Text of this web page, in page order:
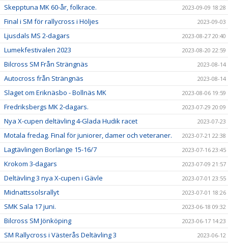
Skepptuna MK 60-år, folkrace. 2023-09-09 18:28
Final i SM för rallycross i Höljes 2023-09-03
Ljusdals MS 2-dagars 2023-08-27 20:40
Lumekfestivalen 2023 2023-08-20 22:59
Bilcross SM Från Strängnäs 2023-08-14
Autocross från Strängnäs 2023-08-14
Slaget om Eriknäsbo - Bollnäs MK 2023-08-06 19:59
Fredriksbergs MK 2-dagars. 2023-07-29 20:09
Nya X-cupen deltävling 4-Glada Hudik racet 2023-07-23
Motala fredag. Final för juniorer, damer och veteraner. 2023-07-21 22:38
Lagtävlingen Borlänge 15-16/7 2023-07-16 23:45
Krokom 3-dagars 2023-07-09 21:57
Deltävling 3 nya X-cupen i Gävle 2023-07-01 23:55
Midnattssolsrallyt 2023-07-01 18:26
SMK Sala 17 juni. 2023-06-18 09:32
Bilcross SM Jönköping 2023-06-17 14:23
SM Rallycross i Västerås Deltävling 3 2023-06-12